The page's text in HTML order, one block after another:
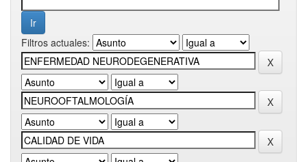
Filtros actuales: